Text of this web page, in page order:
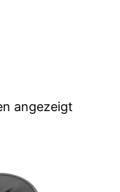
angezeigt